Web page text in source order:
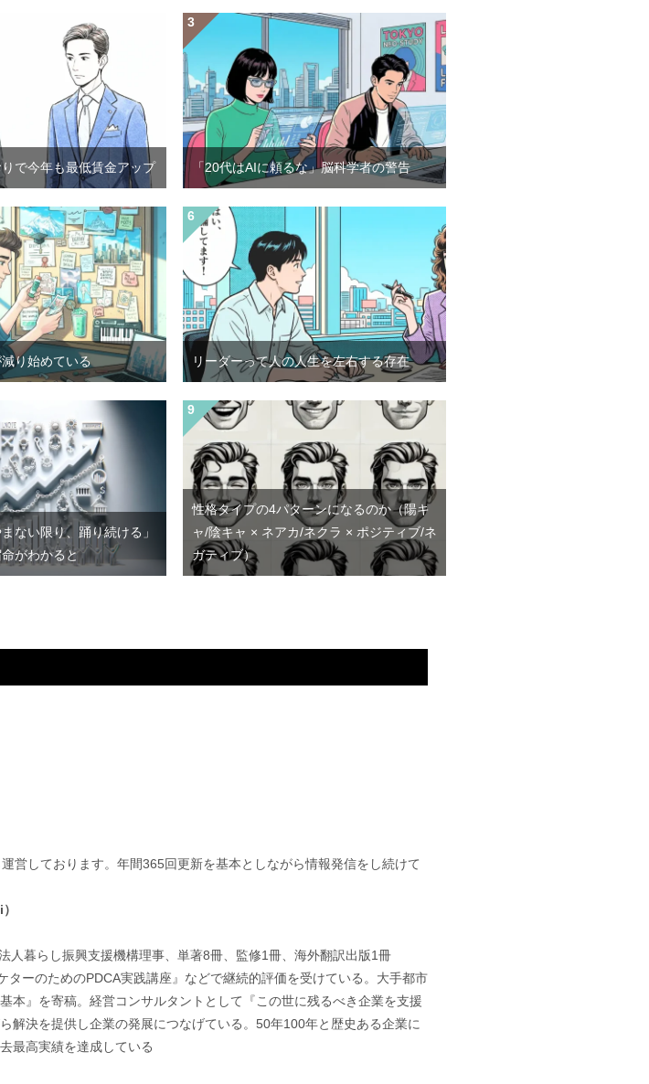
で今年も最低賃金アップ 「20代はAIに頼るな」脳科学者の警告
り始めている リーダーって人の人生を左右する存在
ない限り、踊り続ける」
がわかると
性格タイプの4パターンになるのか（陽キ
ャ/陰キャ × ネアカ/ネクラ × ポジティブ/ネ
ガティブ）
営しております。年間365回更新を基本としながら情報発信をし続けて
人暮らし振興支援機構理事、単著8冊、監修1冊、海外翻訳出版1冊
ーのためのPDCA実践講座』などで継続的評価を受けている。大手都市
本』を寄稿。経営コンサルタントとして『この世に残るべき企業を支援
解決を提供し企業の発展につなげている。50年100年と歴史ある企業に
最高実績を達成している